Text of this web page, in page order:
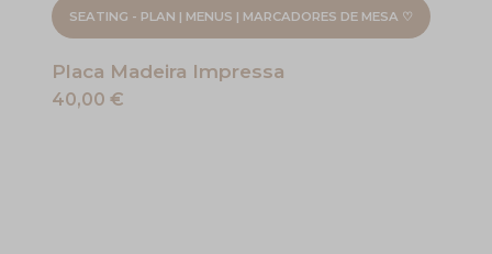
SEATING - PLAN | MENUS | MARCADORES DE MESA ♡
Placa Madeira Impressa
40,00 €